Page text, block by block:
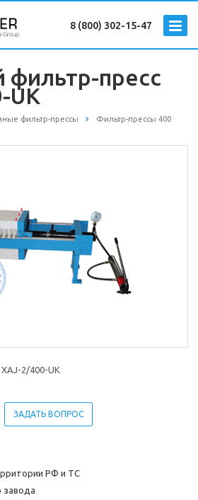
8 (800) 302-15-47
пресс
UK
фильтр-прессы Фильтр-прессы 400
2/400-UK
ЗАДАТЬ ВОПРОС
РФ и ТС
завода